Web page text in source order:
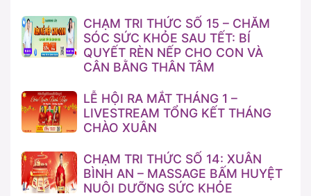
CHẠM TRI THỨC SỐ 15 – CHĂM
SÓC SỨC KHỎE SAU TẾT: BÍ
QUYẾT RÈN NẾP CHO CON VÀ
CÂN BẰNG THÂN TÂM
LỄ HỘI RA MẮT THÁNG 1 –
LIVESTREAM TỔNG KẾT THÁNG
CHÀO XUÂN
CHẠM TRI THỨC SỐ 14: XUÂN
BÌNH AN – MASSAGE BẤM HUYỆT
NUÔI DƯỠNG SỨC KHỎE